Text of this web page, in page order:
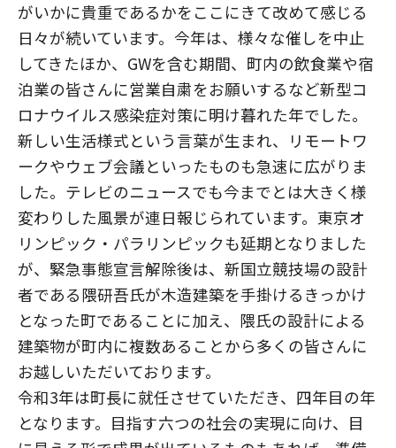
がいかに貴重であるかをここにきて改めて感じる
日々が続いています。今年は、様々な催しを中止
してきたほか、GWを含む期間、町内の飲食業や宿
泊業の皆さんに営業自粛をお願いするなど新型コ
ロナウイルス感染症対策に明け暮れた年でした。
新しい生活様式という言葉が生まれ、リモートワ
ークやウェブ会議といったものも急速に広がりま
した。テレビのニュースでも今までとは大きく様
変わりした風景が連日報じられています。東京オ
リンピック・パラリンピックも延期となりました
が、緊急事態宣言解除後は、新国立競技場の設計
者である隈研吾氏が木造建築を手掛けるきっかけ
となった町であることに加え、隈氏の設計による
建築物が町内に複数あることから多くの皆さんに
お越しいただいております。
令和3年は町長に就任させていただき、四年目の年
となります。目指す六つの社会の実現に向け、目